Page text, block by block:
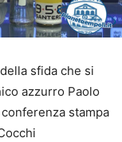
sfida che si
azzurro Paolo
stampa